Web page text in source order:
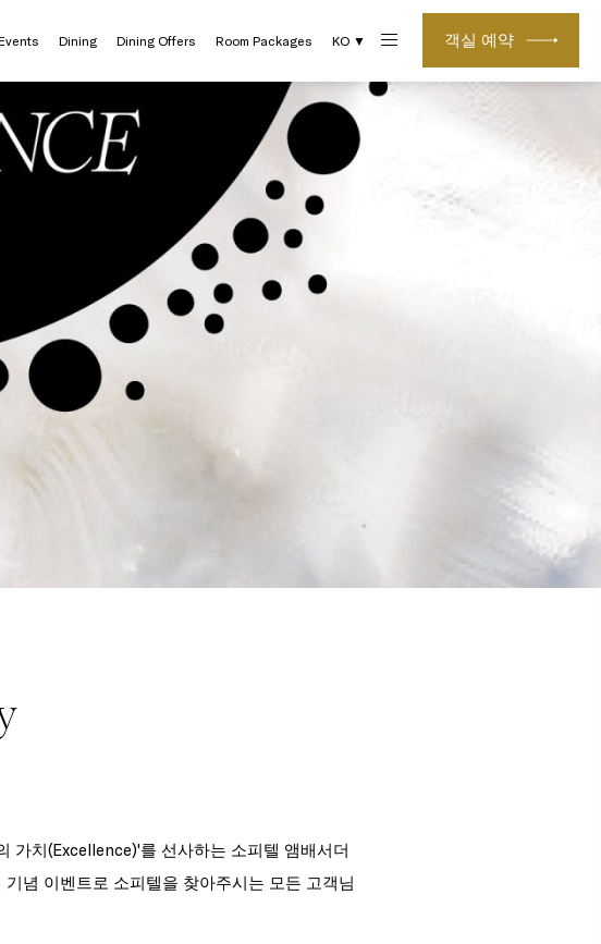
객실 예약
Dining Dining Offers Room Packages KO ▼
가치(Excellence)'를 선사하는 소피텔 앰배서더
념 이벤트로 소피텔을 찾아주시는 모든 고객님